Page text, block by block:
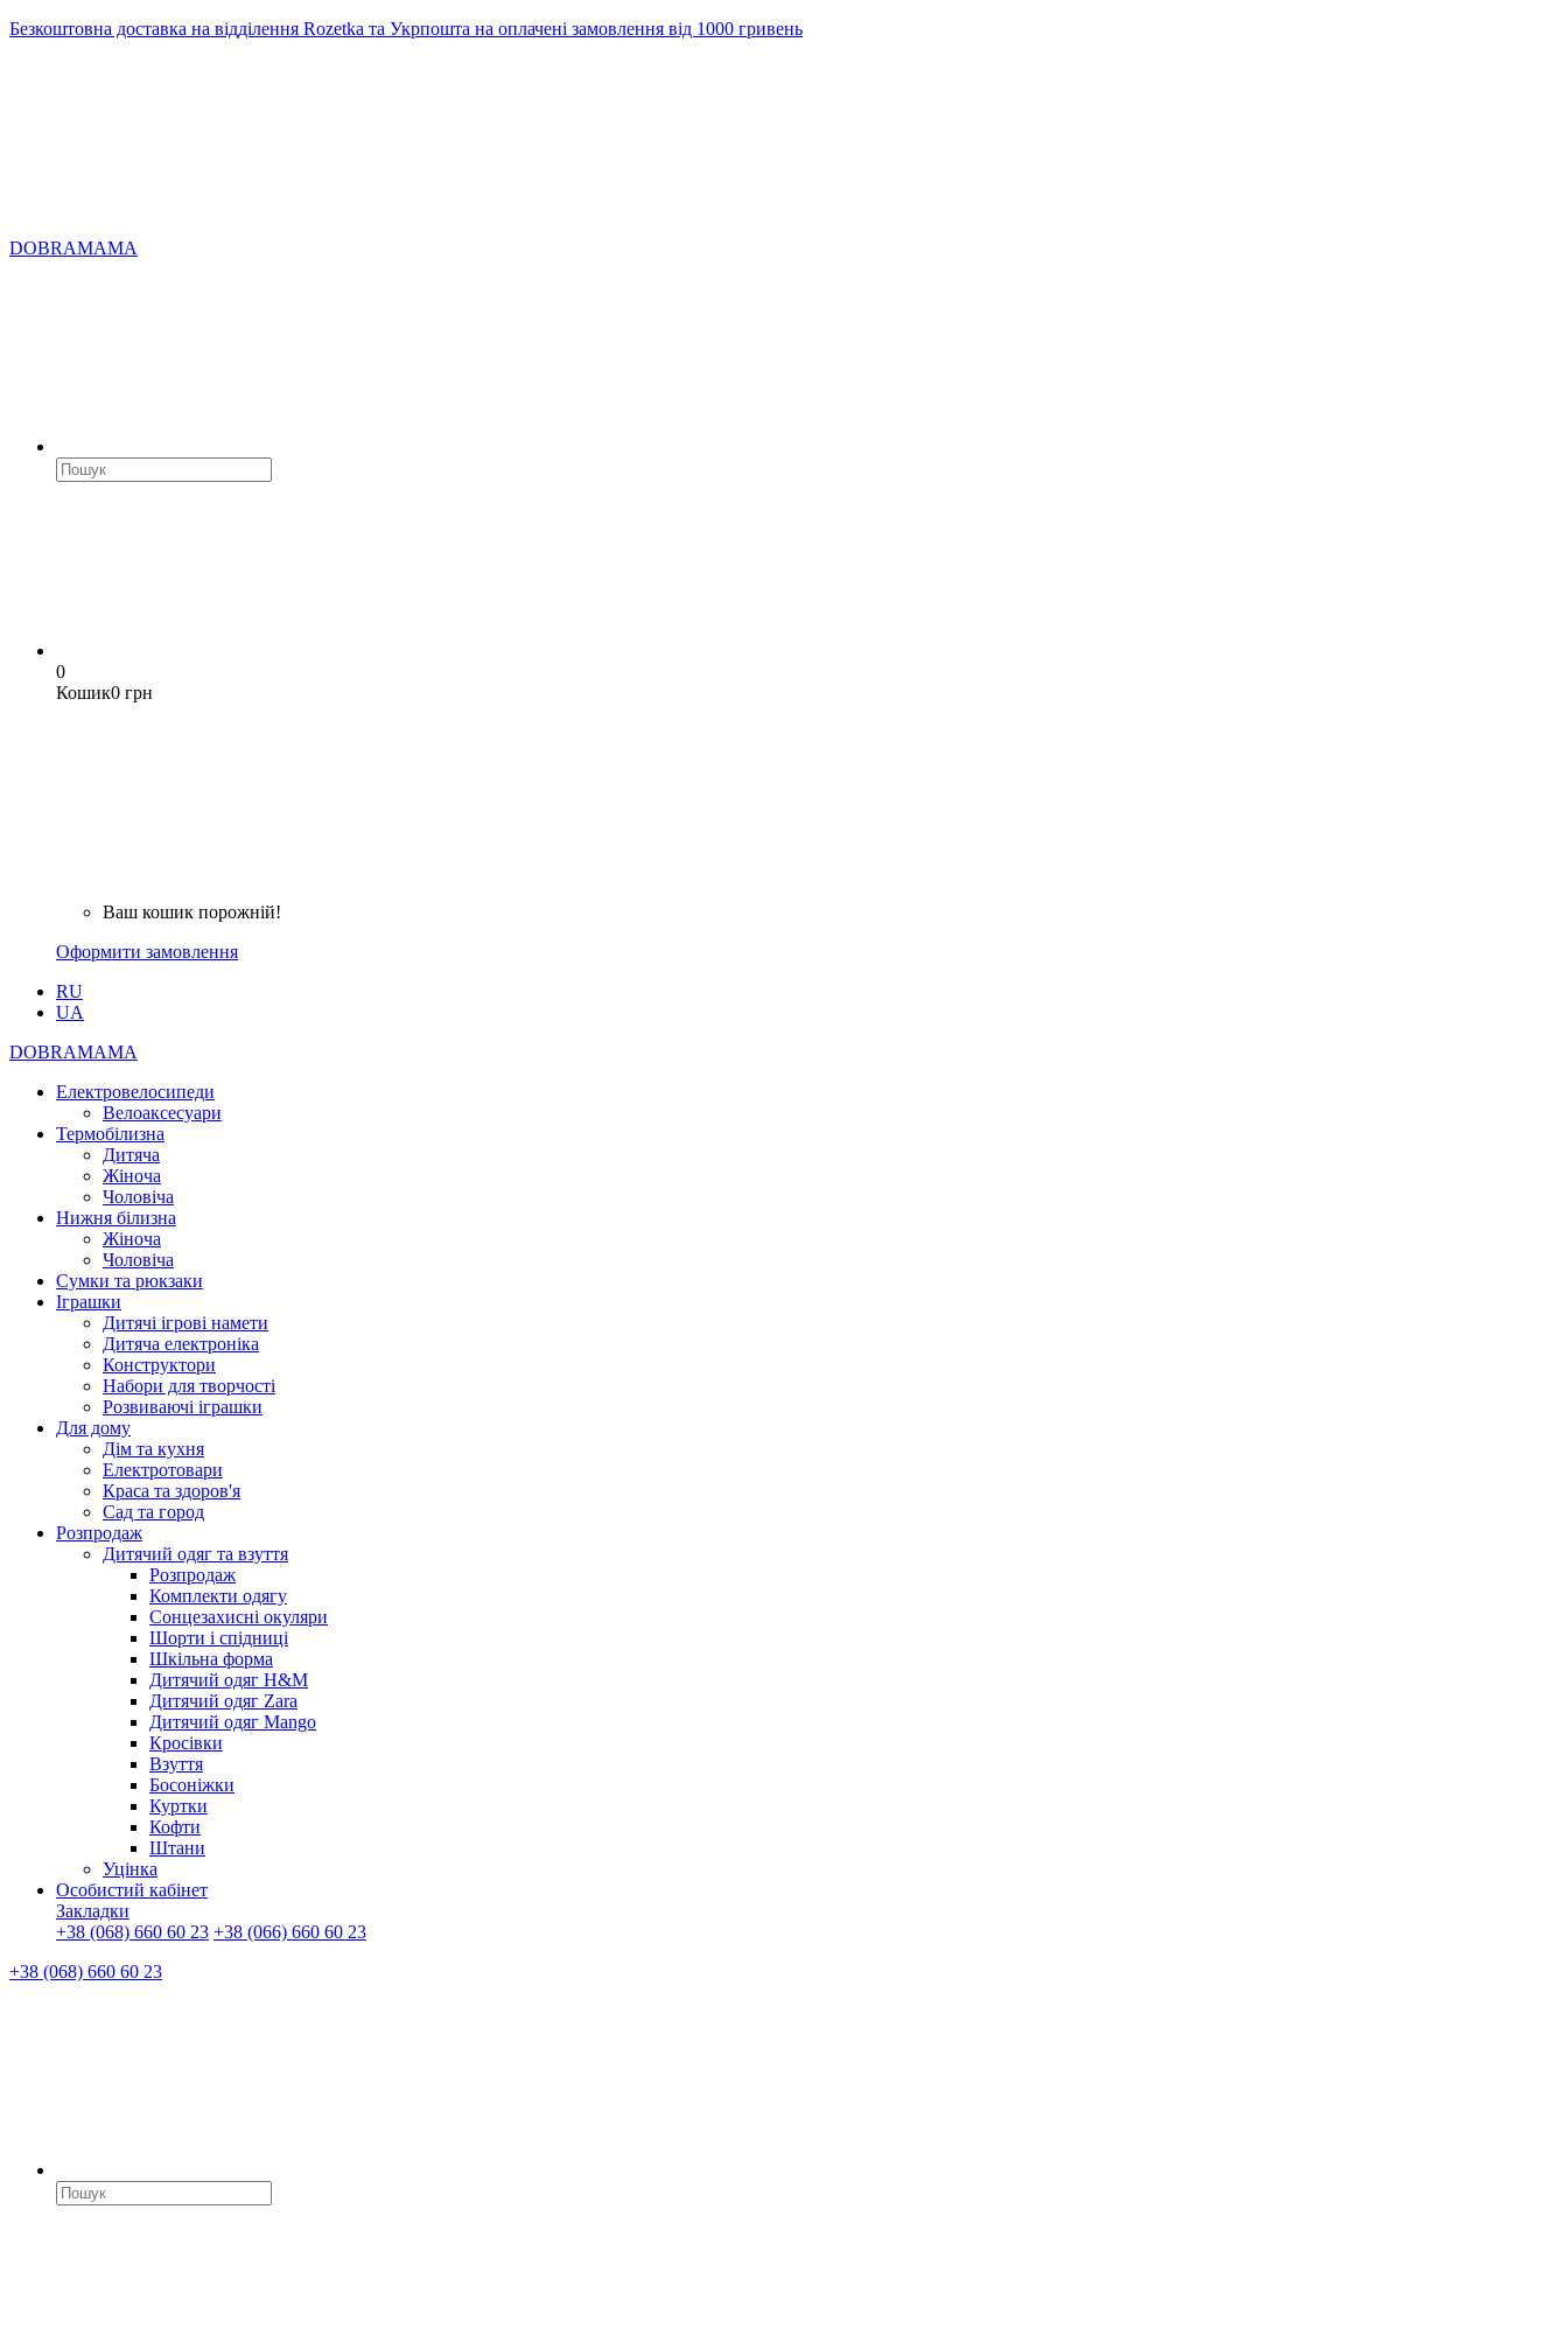
Безкоштовна доставка на відділення Rozetka та Укрпошта на оплачені замовлення від 1000 гривень
DOBRAMAMA
0
Кошик0 грн
Ваш кошик порожній!
Оформити замовлення
RU
UA
DOBRAMAMA
Електровелосипеди
Велоаксесуари
Термобілизна
Дитяча
Жіноча
Чоловіча
Нижня білизна
Жіноча
Чоловіча
Сумки та рюкзаки
Іграшки
Дитячі ігрові намети
Дитяча електроніка
Конструктори
Набори для творчості
Розвиваючі іграшки
Для дому
Дім та кухня
Електротовари
Краса та здоров'я
Сад та город
Розпродаж
Дитячий одяг та взуття
Розпродаж
Комплекти одягу
Сонцезахисні окуляри
Шорти і спідниці
Шкільна форма
Дитячий одяг H&M
Дитячий одяг Zara
Дитячий одяг Mango
Кросівки
Взуття
Босоніжки
Куртки
Кофти
Штани
Уцінка
Особистий кабінет
Закладки
+38 (068) 660 60 23 +38 (066) 660 60 23
+38 (068) 660 60 23